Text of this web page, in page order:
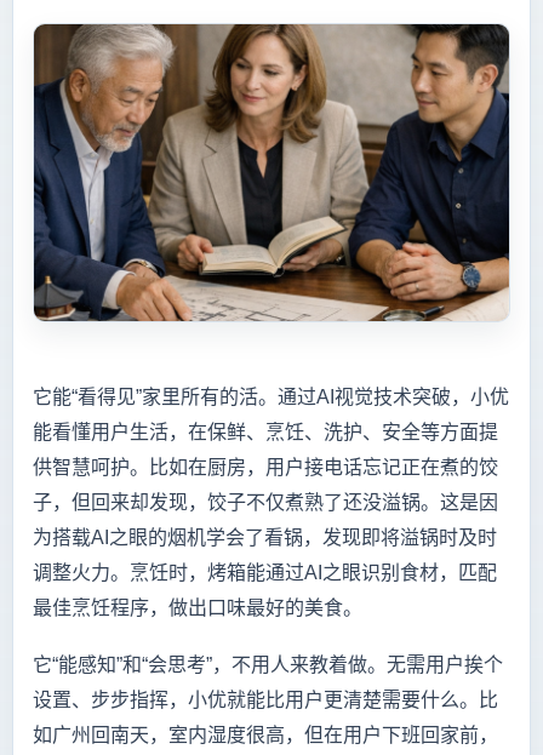
它能“看得见”家里所有的活。通过AI视觉技术突破，小优
能看懂用户生活，在保鲜、烹饪、洗护、安全等方面提
供智慧呵护。比如在厨房，用户接电话忘记正在煮的饺
子，但回来却发现，饺子不仅煮熟了还没溢锅。这是因
为搭载AI之眼的烟机学会了看锅，发现即将溢锅时及时
调整火力。烹饪时，烤箱能通过AI之眼识别食材，匹配
最佳烹饪程序，做出口味最好的美食。
它“能感知”和“会思考”，不用人来教着做。无需用户挨个
设置、步步指挥，小优就能比用户更清楚需要什么。比
如广州回南天，室内湿度很高，但在用户下班回家前，